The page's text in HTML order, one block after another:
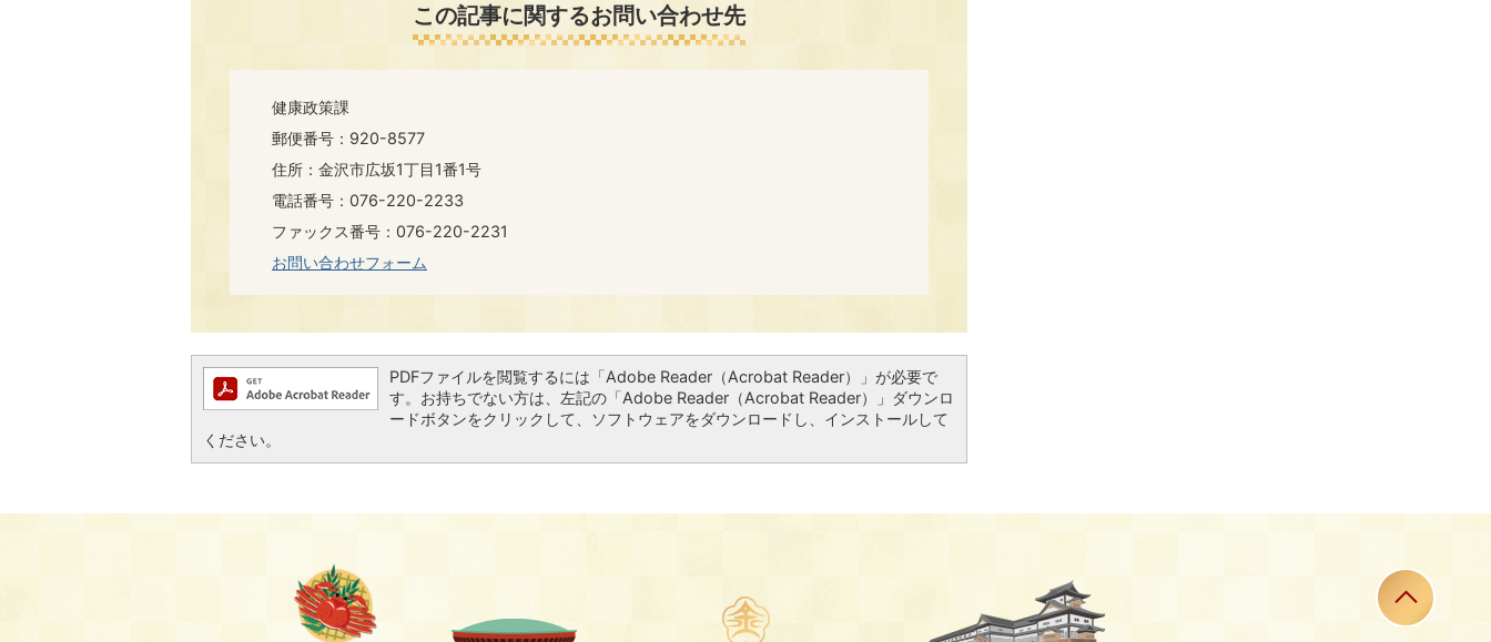
この記事に関するお問い合わせ先
健康政策課
郵便番号：920-8577
住所：金沢市広坂1丁目1番1号
電話番号：076-220-2233
ファックス番号：076-220-2231
お問い合わせフォーム
PDFファイルを閲覧するには「Adobe Reader（Acrobat Reader）」が必要で
す。お持ちでない方は、左記の「Adobe Reader（Acrobat Reader）」ダウンロ
ードボタンをクリックして、ソフトウェアをダウンロードし、インストールして
ください。